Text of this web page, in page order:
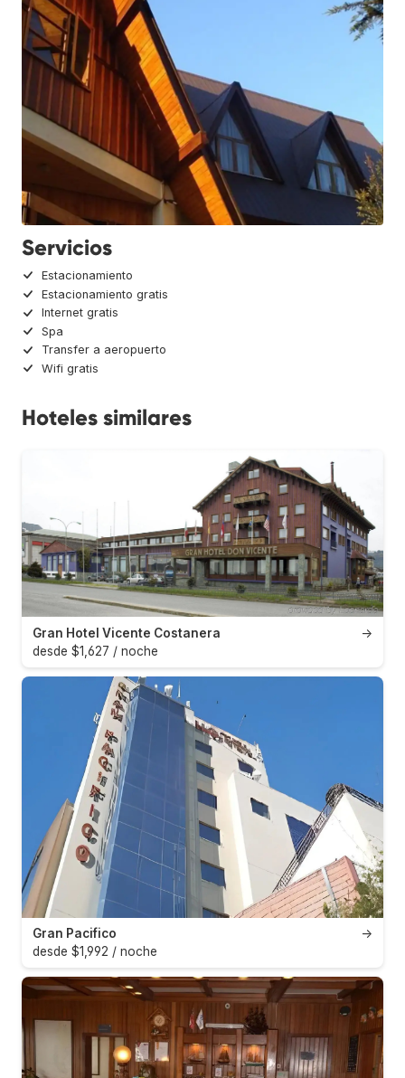
Servicios
Estacionamiento
Estacionamiento gratis
Internet gratis
Spa
Transfer a aeropuerto
Wifi gratis
Hoteles similares
→
Gran Hotel Vicente Costanera
desde $1,627 / noche
→
Gran Pacifico
desde $1,992 / noche